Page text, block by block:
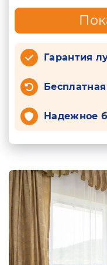
Гарантия
Надежное